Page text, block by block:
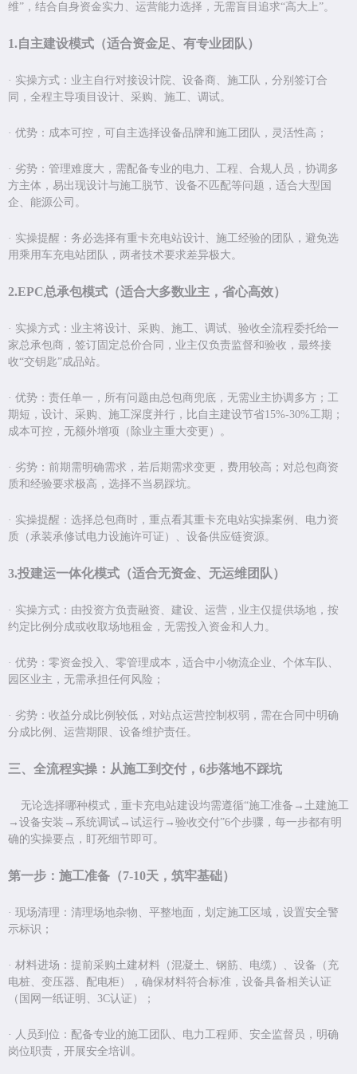
维” ，结合自身资金实力、运营能力选择，无需盲目追求“高大上”。
1.自主建设模式（适合资金足、有专业团队）
· 实操方式：业主自行对接设计院、设备商、施工队，分别签订合
同，全程主导项目设计、采购、施工、调试。
· 优势：成本可控，可自主选择设备品牌和施工团队，灵活性高；
· 劣势：管理难度大，需配备专业的电力、工程、合规人员，协调多
方主体，易出现设计与施工脱节、设备不匹配等问题，适合大型国
企、能源公司。
· 实操提醒：务必选择有重卡充电站设计、施工经验的团队，避免选
用乘用车充电站团队，两者技术要求差异极大。
2.EPC总承包模式（适合大多数业主，省心高效）
· 实操方式：业主将设计、采购、施工、调试、验收全流程委托给一
家总承包商，签订固定总价合同，业主仅负责监督和验收，最终接
收“交钥匙”成品站。
· 优势：责任单一，所有问题由总包商兜底，无需业主协调多方；工
期短，设计、采购、施工深度并行，比自主建设节省15%-30%工期；
成本可控，无额外增项（除业主重大变更）。
· 劣势：前期需明确需求，若后期需求变更，费用较高；对总包商资
质和经验要求极高，选择不当易踩坑。
· 实操提醒：选择总包商时，重点看其重卡充电站实操案例、电力资
质（承装承修试电力设施许可证）、设备供应链资源。
3.投建运一体化模式（适合无资金、无运维团队）
· 实操方式：由投资方负责融资、建设、运营，业主仅提供场地，按
约定比例分成或收取场地租金，无需投入资金和人力。
· 优势：零资金投入、零管理成本，适合中小物流企业、个体车队、
园区业主，无需承担任何风险；
· 劣势：收益分成比例较低，对站点运营控制权弱，需在合同中明确
分成比例、运营期限、设备维护责任。
三、全流程实操：从施工到交付， 6步落地不踩坑
无论选择哪种模式，重卡充电站建设均需遵循“施工准备 → 土建施工
→ 设备安装 → 系统调试 → 试运行 → 验收交付”6个步骤，每一步都有明
确的实操要点，盯死细节即可。
第一步：施工准备（7-10天，筑牢基础）
· 现场清理：清理场地杂物、平整地面，划定施工区域，设置安全警
示标识；
· 材料进场：提前采购土建材料（混凝土、钢筋、电缆）、设备（充
电桩、变压器、配电柜），确保材料符合标准，设备具备相关认证
（国网一纸证明、 3C认证）；
· 人员到位：配备专业的施工团队、电力工程师、安全监督员，明确
岗位职责，开展安全培训。